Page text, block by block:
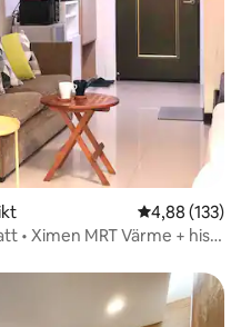
4,88 av 5 i
4,88 (133)
• Ximen MRT Värme + hiss